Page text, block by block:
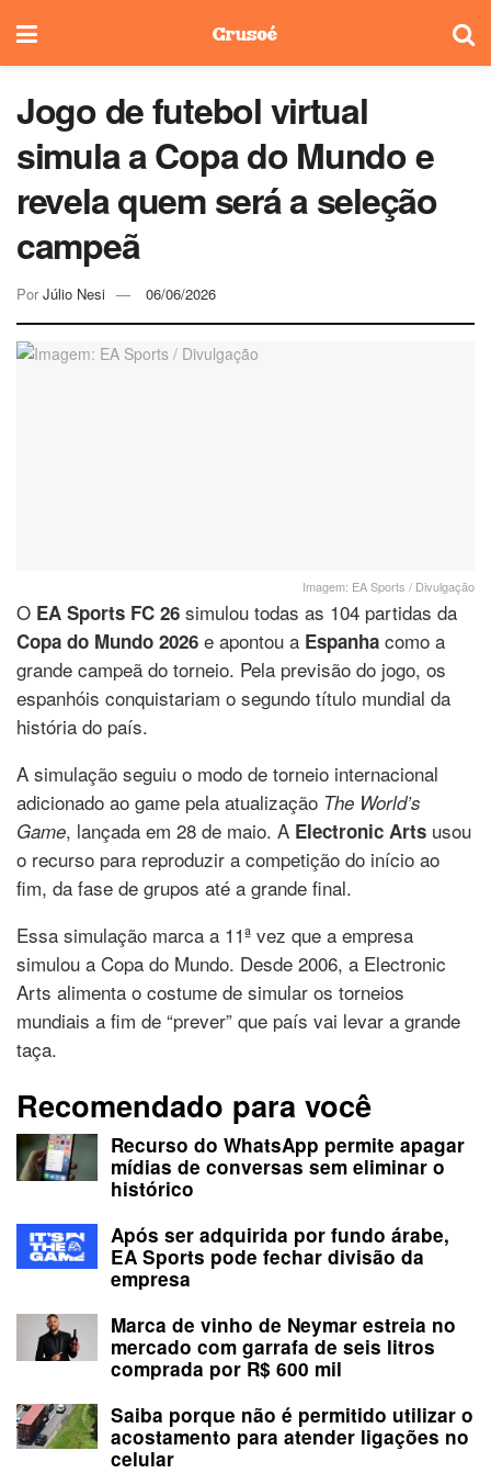
Jogo de futebol virtual
simula a Copa do Mundo e
revela quem será a seleção
campeã
Por Júlio Nesi 06/06/2026
Imagem: EA Sports / Divulgação
O EA Sports FC 26 simulou todas as 104 partidas da
Copa do Mundo 2026 e apontou a Espanha como a
grande campeã do torneio. Pela previsão do jogo, os
espanhóis conquistariam o segundo título mundial da
história do país.
A simulação seguiu o modo de torneio internacional
adicionado ao game pela atualização The World’s
Game, lançada em 28 de maio. A Electronic Arts usou
o recurso para reproduzir a competição do início ao
fim, da fase de grupos até a grande final.
Essa simulação marca a 11ª vez que a empresa
simulou a Copa do Mundo. Desde 2006, a Electronic
Arts alimenta o costume de simular os torneios
mundiais a fim de “prever” que país vai levar a grande
taça.
Recomendado para você
Recurso do WhatsApp permite apagar
mídias de conversas sem eliminar o
histórico
Após ser adquirida por fundo árabe,
EA Sports pode fechar divisão da
empresa
Marca de vinho de Neymar estreia no
mercado com garrafa de seis litros
comprada por R$ 600 mil
Saiba porque não é permitido utilizar o
acostamento para atender ligações no
celular